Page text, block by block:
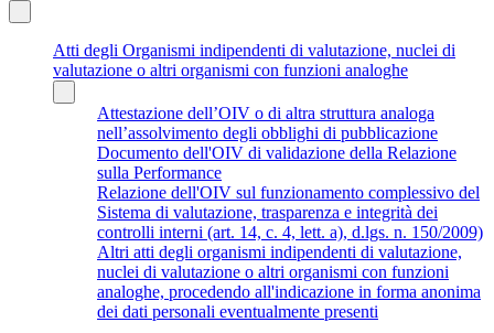
Atti degli Organismi indipendenti di valutazione, nuclei di
valutazione o altri organismi con funzioni analoghe
Attestazione dell’OIV o di altra struttura analoga
nell’assolvimento degli obblighi di pubblicazione
Documento dell'OIV di validazione della Relazione
sulla Performance
Relazione dell'OIV sul funzionamento complessivo del
Sistema di valutazione, trasparenza e integrità dei
controlli interni (art. 14, c. 4, lett. a), d.lgs. n. 150/2009)
Altri atti degli organismi indipendenti di valutazione,
nuclei di valutazione o altri organismi con funzioni
analoghe, procedendo all'indicazione in forma anonima
dei dati personali eventualmente presenti